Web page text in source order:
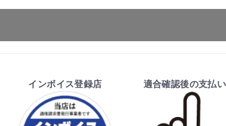
お買物を続ける カートへ進む
の価格・送料及び納期の正式なご連絡をしてか
い場合はキャンセル可能です。
場合があります。
インボイス登録店 適合確認後の支払い